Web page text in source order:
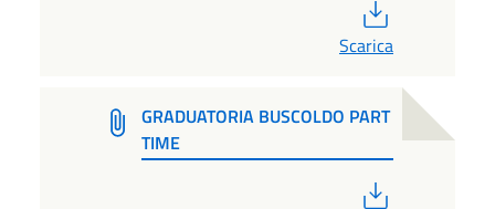
Scarica
GRADUATORIA BUSCOLDO PART
TIME